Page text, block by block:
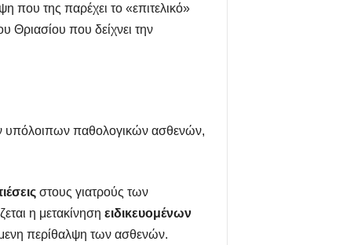
που της παρέχει το «επιτελικό»
Θριασίου που δείχνει την
υπόλοιπων παθολογικών ασθενών,
στους γιατρούς των
η μετακίνηση ειδικευομένων
περίθαλψη των ασθενών.